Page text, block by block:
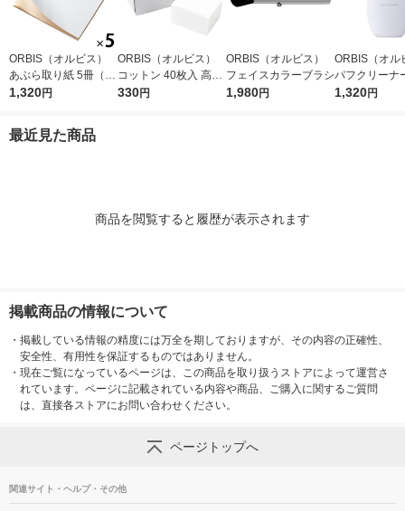
ORBIS（オルビス）
あぶら取り紙 5冊（30
枚×5冊）
1,320円
ORBIS（オルビス）
コットン 40枚入 高級
綿100％
330円
ORBIS（オルビス）
フェイスカラーブラシ
1,980円
ORBIS（オル
パフクリーナ
×2個
1,320円
最近見た商品
商品を閲覧すると履歴が表示されます
掲載商品の情報について
・ 掲載している情報の精度には万全を期しておりますが、その内容の正確性、
安全性、有用性を保証するものではありません。
・ 現在ご覧になっているページは、この商品を取り扱うストアによって運営さ
れています。ページに記載されている内容や商品、ご購入に関するご質問
は、直接各ストアにお問い合わせください。
ページトップへ
関連サイト・ヘルプ・その他